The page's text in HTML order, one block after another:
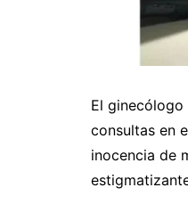
El ginecólogo
consultas en
inocencia de